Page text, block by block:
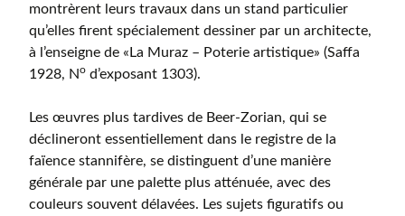
montrèrent leurs travaux dans un stand particulier
qu’elles firent spécialement dessiner par un architecte,
à l’enseigne de «La Muraz – Poterie artistique» (Saffa
1928, No d’exposant 1303).
Les œuvres plus tardives de Beer-Zorian, qui se
déclineront essentiellement dans le registre de la
faïence stannifère, se distinguent d’une manière
générale par une palette plus atténuée, avec des
couleurs souvent délavées. Les sujets figuratifs ou